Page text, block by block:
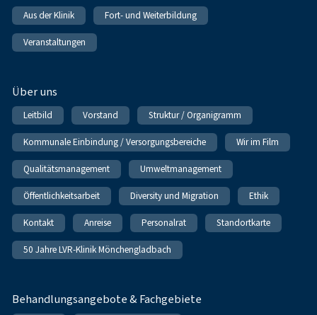
Aus der Klinik Fort- und Weiterbildung
Veranstaltungen
Über uns
Leitbild Vorstand Struktur / Organigramm
Kommunale Einbindung / Versorgungsbereiche Wir im Film
Qualitätsmanagement Umweltmanagement
Öffentlichkeitsarbeit Diversity und Migration Ethik
Kontakt Anreise Personalrat Standortkarte
50 Jahre LVR-Klinik Mönchengladbach
Behandlungsangebote & Fachgebiete